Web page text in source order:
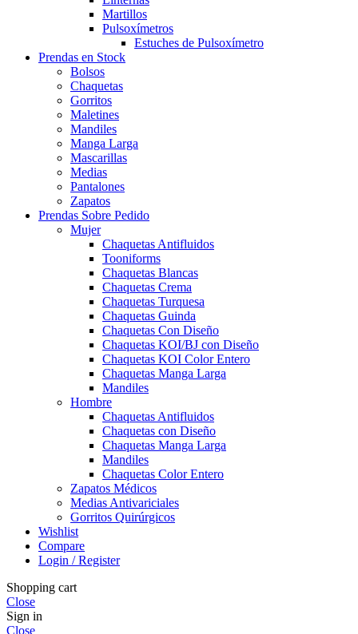
Martillos
Pulsoxímetros
Estuches de Pulsoxímetro
Prendas en Stock
Bolsos
Chaquetas
Gorritos
Maletines
Mandiles
Manga Larga
Mascarillas
Medias
Pantalones
Zapatos
Prendas Sobre Pedido
Mujer
Chaquetas Antifluidos
Tooniforms
Chaquetas Blancas
Chaquetas Crema
Chaquetas Turquesa
Chaquetas Guinda
Chaquetas Con Diseño
Chaquetas KOI/BJ con Diseño
Chaquetas KOI Color Entero
Chaquetas Manga Larga
Mandiles
Hombre
Chaquetas Antifluidos
Chaquetas con Diseño
Chaquetas Manga Larga
Mandiles
Chaquetas Color Entero
Zapatos Médicos
Medias Antivariciales
Gorritos Quirúrgicos
Wishlist
Compare
Login / Register
Shopping cart
Close
Sign in
Close